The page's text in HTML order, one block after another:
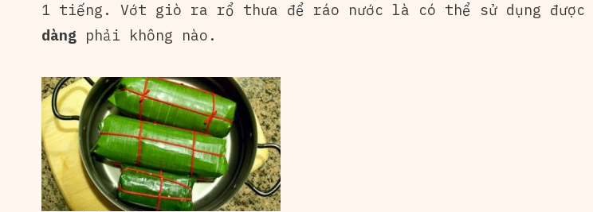
1 tiếng. Vớt giò ra rổ thưa để ráo nước là có thể sử dụng được
dàng phải không nào.